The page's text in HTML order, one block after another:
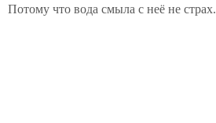
Потому что вода смыла с неё не страх.